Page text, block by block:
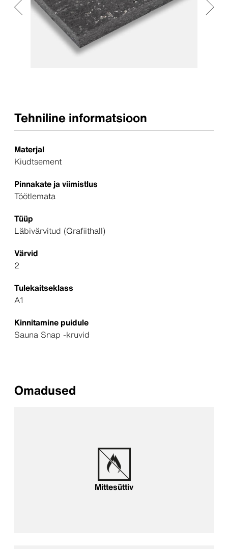
Tehniline informatsioon
Materjal
Kiudtsement
Pinnakate ja viimistlus
Töötlemata
Tüüp
Läbivärvitud (Grafiithall)
Värvid
2
Tulekaitseklass
A1
Kinnitamine puidule
Sauna Snap -kruvid
Omadused
Mittesüttiv